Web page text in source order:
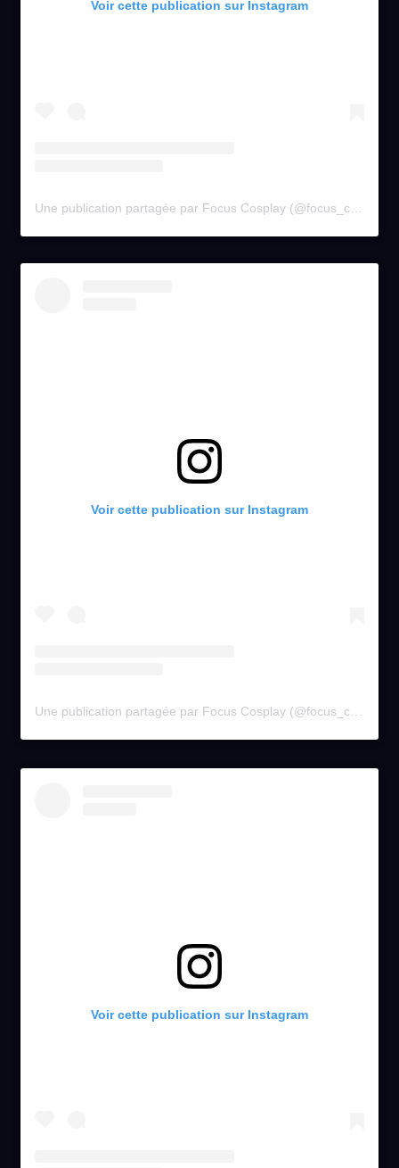
Voir cette publication sur Instagram
Une publication partagée par Focus Cosplay (@focus_cosplay)
Voir cette publication sur Instagram
Une publication partagée par Focus Cosplay (@focus_cosplay)
Voir cette publication sur Instagram